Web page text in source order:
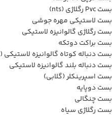
بست Pvc رگلاژی (nts)
بست لاستیکی مهره جوشی
بست رگلاژی گالوانیزه لاستیکی
بست براکت دوتکه
بست دنباله کوتاه گالوانیزه لاستیکی (5 سانت)
بست دنباله بلند گالوانیزه لاستیکی
بست اسپرینکلر (گلابی)
بست دوپایه
بست چنگالی
بست رگلاژی سیاه